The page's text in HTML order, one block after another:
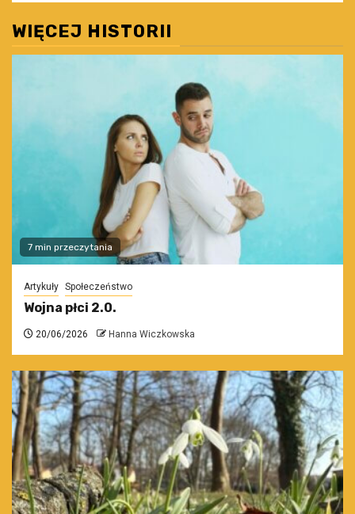
WIĘCEJ HISTORII
7 min przeczytania
Artykuły Społeczeństwo
Wojna płci 2.0.
20/06/2026 Hanna Wiczkowska